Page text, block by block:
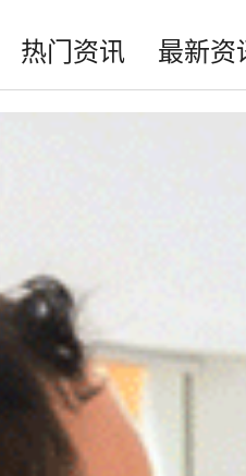
热门资讯 最新资